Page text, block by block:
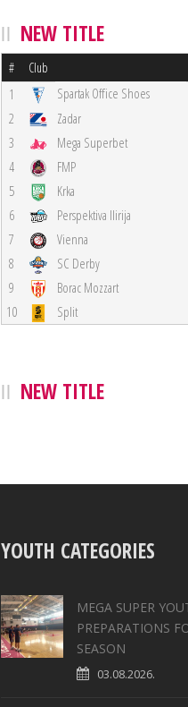
NEW TITLE
# Club
1 Spartak Office Shoes
2
Zadar
3
Mega Superbet
4
FMP
5
Krka
6
Perspektiva Ilirija
7
Vienna
8
SC Derby
9
Borac Mozzart
10
Split
NEW TITLE
YOUTH CATEGORIES
MEGA SUPER
PREPARATIONS
SEASON
03.08.2026.